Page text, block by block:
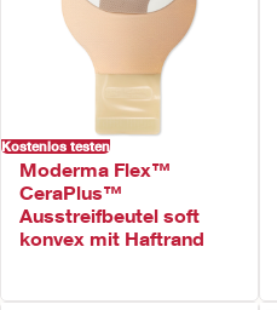
Kostenlos testen
Moderma Flex™
CeraPlus™
Ausstreifbeutel soft
konvex mit Haftrand